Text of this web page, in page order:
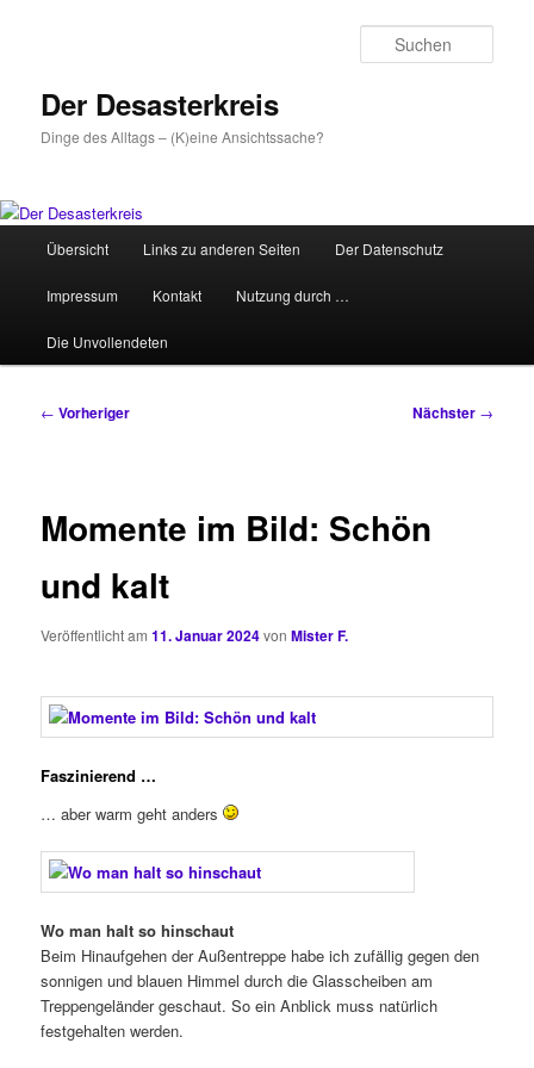
Der Desasterkreis
Dinge des Alltags – (K)eine Ansichtssache?
HauptmenüÜbersicht Links zu anderen Seiten Der Datenschutz
Impressum Kontakt Nutzung durch …
Die Unvollendeten
Beitragsnavigation
← Vorheriger Nächster →
Momente im Bild: Schön
und kalt
Veröffentlicht am11. Januar 2024vonMister F.
Faszinierend …
… aber warm geht anders
Wo man halt so hinschaut
Beim Hinaufgehen der Außentreppe habe ich zufällig gegen den
sonnigen und blauen Himmel durch die Glasscheiben am
Treppengeländer geschaut. So ein Anblick muss natürlich
festgehalten werden.